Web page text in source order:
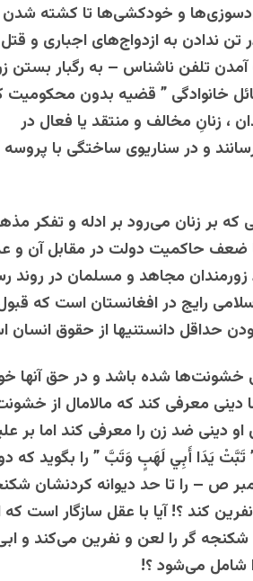
و خودکشی‌ها تا کشته شدن
تن ندادن به ازدواج‌های اجباری و قتل
خانوادگی ” قضیه بدون
، زنانِ مخالف و منتقد یا فعال در
و در سناریوی ساختگی با پروسه
بر زنان می‌رود بر ادله و تفکر
ضعف حاکمیت دولت در مقابل آن و
زورمندان مجاهد و مسلمان در روند
رایج در افغانستان است که
حداقل دانستنیها از حقوق
خشونت‌ها شده باشد و در حق آنها
معرفی کند که مالامال از
دینی ضد زن را معرفی کند اما بر
يَدَا‌‌‌‌ أَبِي‌‌‌‌‌ لَهَبٍ‌‌‌ وَتَبَّ ” را بگوید که
ص – را تا حد دیوانه کردنشان
کند ؟! آيا با عقل سازگار است که
گر را لعن و نفرین می‌کند و
شامل می‌شود ؟!